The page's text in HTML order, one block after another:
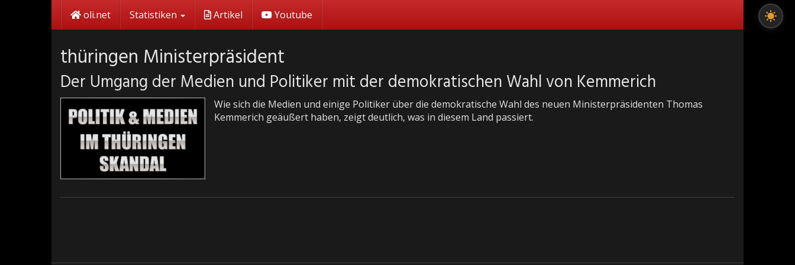
oli.net Statistiken Artikel Youtube
thüringen Ministerpräsident
Der Umgang der Medien und Politiker mit der demokratischen Wahl von Kemmerich
Wie sich die Medien und einige Politiker über die demokratische Wahl des neuen Ministerpräsidenten Thomas
Kemmerich geäußert haben, zeigt deutlich, was in diesem Land passiert.